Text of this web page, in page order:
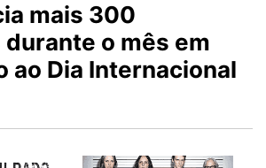
mais 300
o mês em
ao Dia Internacional